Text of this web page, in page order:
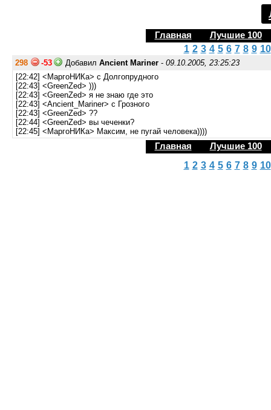
Главная Лучшие 100
1 2 3 4 5 6 7 8 9 10
298 -53 Добавил Ancient Mariner - 09.10.2005, 23:25:23
[22:42] <МаргоНИКа> с Долгопрудного
[22:43] <GreenZed> )))
[22:43] <GreenZed> я не знаю где это
[22:43] <Ancient_Mariner> с Грозного
[22:43] <GreenZed> ??
[22:44] <GreenZed> вы чеченки?
[22:45] <МаргоНИКа> Максим, не пугай человека))))
Главная Лучшие 100
1 2 3 4 5 6 7 8 9 10